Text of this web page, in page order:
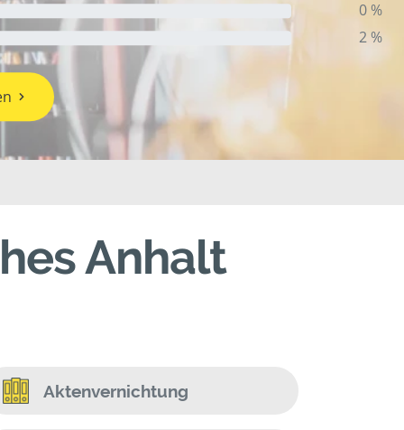
0 %
2 %
Anhalt
Aktenvernichtung